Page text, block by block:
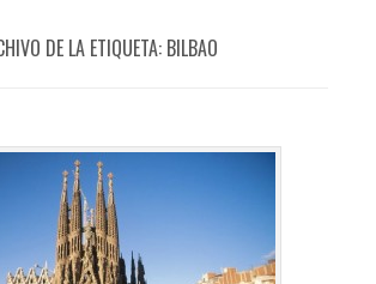
DE LA ETIQUETA: BILBAO